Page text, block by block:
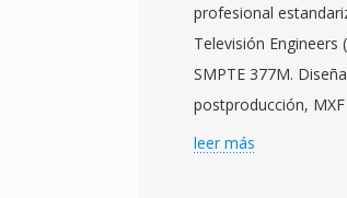
profesional
Televisión Engineers
SMPTE 377M.
postproducción,
a fabricantes para
leer más